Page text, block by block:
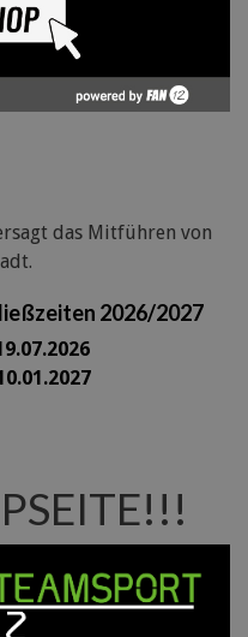
das Mitführen von
2026/2027